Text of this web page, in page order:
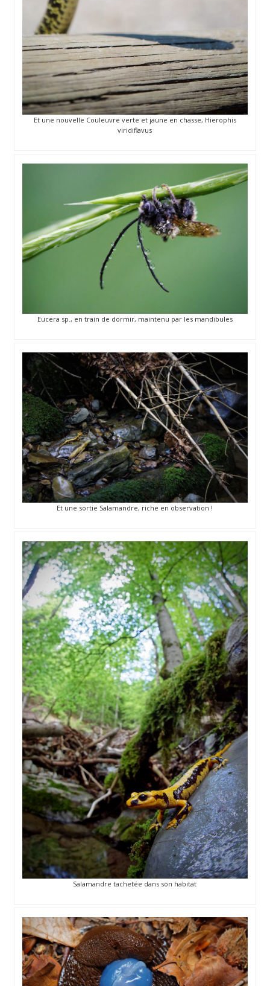
Et une nouvelle Couleuvre verte et jaune en chasse, Hierophis
viridiflavus
Eucera sp., en train de dormir, maintenu par les mandibules
Et une sortie Salamandre, riche en observation !
Salamandre tachetée dans son habitat